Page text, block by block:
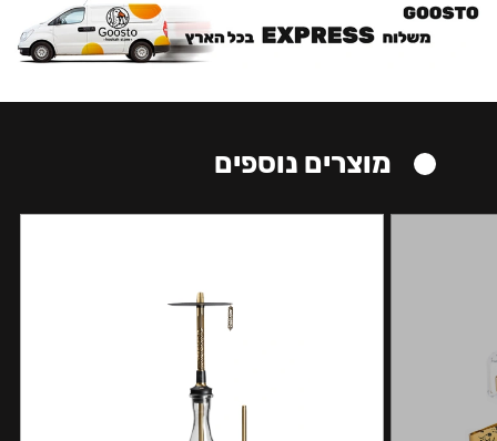
מוצרים נוספים